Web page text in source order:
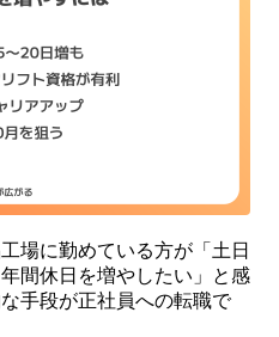
場に勤めている方が「土日
間休日を増やしたい」と感
手段が正社員への転職で